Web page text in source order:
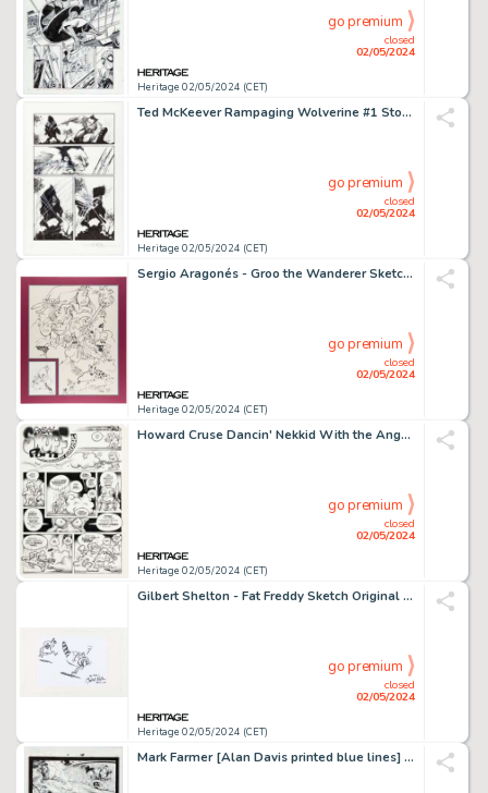
Heritage 02/05/2024 (CET)
closed
02/05/2024
go premium
Ted McKeever Rampaging Wolverine #1 Story Page 9 Original Art (Marvel, 2009).
Heritage 02/05/2024 (CET)
closed
02/05/2024
go premium
Sergio Aragonés - Groo the Wanderer Sketches Original Art Group of 2 (1992).
Heritage 02/05/2024 (CET)
closed
02/05/2024
go premium
Howard Cruse Dancin' Nekkid With the Angels Complete 3-Page Story "Creepy Snuff Porn" Original Art (Kitchen Sink Press, 1987). (Total: 3 Items)
Heritage 02/05/2024 (CET)
closed
02/05/2024
go premium
Gilbert Shelton - Fat Freddy Sketch Original Art (2006).
Heritage 02/05/2024 (CET)
closed
02/05/2024
go premium
Mark Farmer [Alan Davis printed blue lines] Wolverine #1 Marvel NOW! Story Page 18 Original Art (Marvel, 2013).